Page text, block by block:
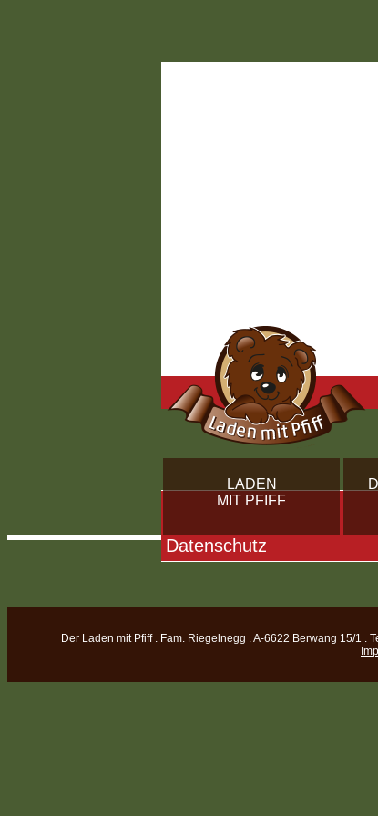
LADEN
MIT PFIFF
Datenschutz
Der Laden mit Pfiff . Fam. Riegelnegg . A-6622 Berwang 15/1 .